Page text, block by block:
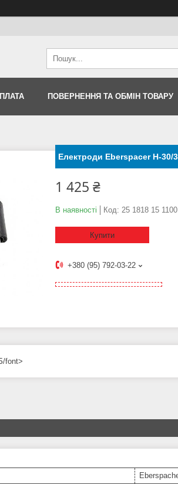
ПОВЕРНЕННЯ ТА ОБМІН ТОВАРУ
Електроди Eberspacer H-30/
1 425 ₴
В наявності Код: 25 1818 15 1100
Купити
+380 (95) 792-03-22
/font>